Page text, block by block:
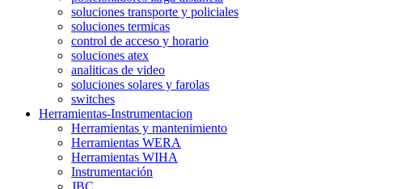
soluciones transporte y policiales
soluciones termicas
control de acceso y horario
soluciones atex
analiticas de video
soluciones solares y farolas
switches
Herramientas-Instrumentacion
Herramientas y mantenimiento
Herramientas WERA
Herramientas WIHA
Instrumentación
JBC